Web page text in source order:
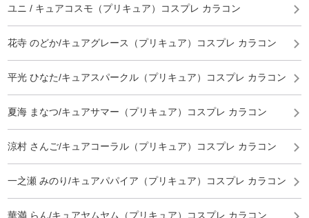
ユニ / キュアコスモ（プリキュア）コスプレ カラコン
花寺 のどか/キュアグレース（プリキュア）コスプレ カラコン
平光 ひなた/キュアスパークル（プリキュア）コスプレ カラコン
夏海 まなつ/キュアサマー（プリキュア）コスプレ カラコン
涼村 さんご/キュアコーラル（プリキュア）コスプレ カラコン
一之瀬 みのり/キュアパパイア（プリキュア）コスプレ カラコン
華満 らん/キュアヤムヤム（プリキュア）コスプレ カラコン